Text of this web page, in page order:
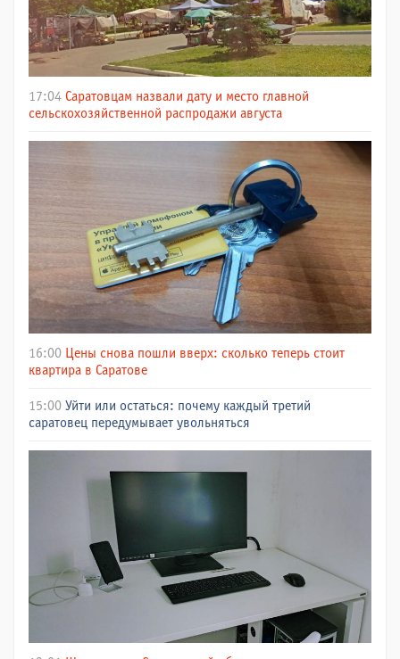
17:04 Саратовцам назвали дату и место главной
сельскохозяйственной распродажи августа
16:00 Цены снова пошли вверх: сколько теперь стоит
квартира в Саратове
15:00 Уйти или остаться: почему каждый третий
саратовец передумывает увольняться